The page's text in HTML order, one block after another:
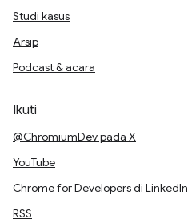
Studi kasus
Arsip
Podcast & acara
Ikuti
@ChromiumDev pada X
YouTube
Chrome for Developers di LinkedIn
RSS